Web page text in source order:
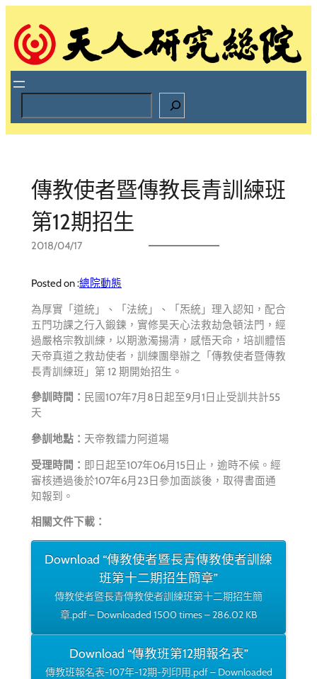
主
內
容
e
傳教使者暨傳教長青訓練班
第12期招生
2018/04/17
Posted on :總院動態
為厚實「道統」、「法統」、「炁統」理入認知，配合
五門功課之行入鍛鍊，實修昊天心法救劫急頓法門，經
過嚴格宗教訓練，以期激濁揚清，感悟天命，培訓體悟
天帝真道之救劫使者，訓練團舉辦之「傳教使者暨傳教
長青訓練班」第 12 期開始招生。
參訓時間： 民國107年7月8日起至9月1日止受訓共計55
天
參訓地點： 天帝教鐳力阿道場
受理時間： 即日起至107年06月15日止，逾時不候。經
審核通過後於107年6月23日參加面談後，取得書面通
知報到。
相關文件下載：
Download “傳教使者暨長青傳教使者訓練
班第十二期招生簡章”
傳教使者暨長青傳教使者訓練班第十二期招生簡
章.pdf – Downloaded 1500 times – 286.02 KB
Download “傳教班第12期報名表”
傳教班報名表-107年-12期-列印用.pdf – Downloaded